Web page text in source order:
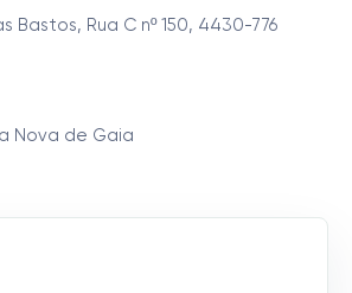
Bastos, Rua C nº 150, 4430-776
Nova de Gaia